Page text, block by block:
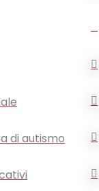
di autismo